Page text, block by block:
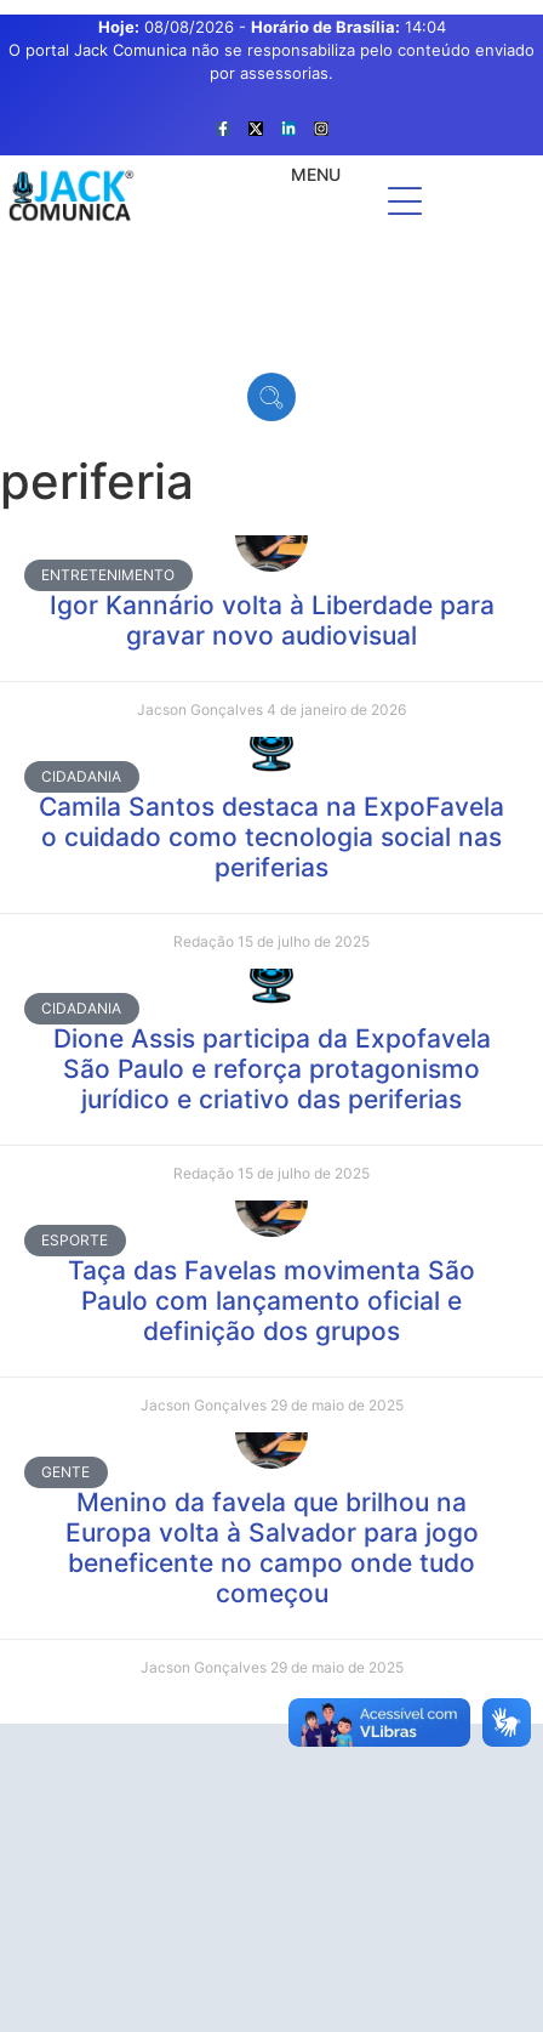
Hoje: 08/08/2026- Horário de Brasília: 14:04
O portal Jack Comunica não se responsabiliza pelo conteúdo enviado
por assessorias.
MENU
periferia
ENTRETENIMENTO
Igor Kannário volta à Liberdade para
gravar novo audiovisual
Jacson Gonçalves 4 de janeiro de 2026
CIDADANIA
Camila Santos destaca na ExpoFavela
o cuidado como tecnologia social nas
periferias
Redação 15 de julho de 2025
CIDADANIA
Dione Assis participa da Expofavela
São Paulo e reforça protagonismo
jurídico e criativo das periferias
Redação 15 de julho de 2025
ESPORTE
Taça das Favelas movimenta São
Paulo com lançamento oficial e
definição dos grupos
Jacson Gonçalves 29 de maio de 2025
GENTE
Menino da favela que brilhou na
Europa volta à Salvador para jogo
beneficente no campo onde tudo
começou
Jacson Gonçalves 29 de maio de 2025